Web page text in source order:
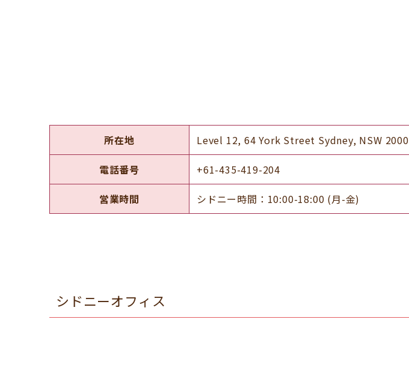
所在地 Level 12, 64 York Street Sydney, NSW 2000
電話番号 +61-435-419-204
営業時間 シドニー時間：10:00-18:00 (月-金)
シドニーオフィス